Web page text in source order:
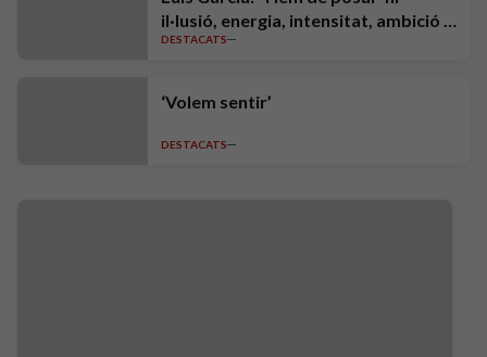
il·lusió, energia, intensitat, ambició i
exigència"
DESTACATS
‘Volem sentir’
DESTACATS